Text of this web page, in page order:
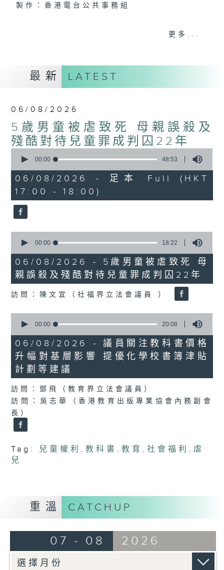
製作：香港電台公共事務組
香港電台公共事務組
讚好Like「
RTHK 香港電台公共事務組
Facebook專頁
更多...
最新 LATEST
06/08/2026
5歲男童被虐致死 母親誤殺及
殘酷對待兒童罪成判囚22年
seconds
48
minutes,
53
seconds
00:00 48:53
06/08/2026 - 足本 Full (HKT
17:00 - 18:00)
seconds
18
minutes,
22
seconds
00:00 18:22
06/08/2026 - 5歲男童被虐致死 母
親誤殺及殘酷對待兒童罪成判囚22年
訪問：陳文宜（社福界立法會議員 ）
seconds
20
minutes,
8
seconds
00:00 20:08
06/08/2026 - 議員關注教科書價格
升幅對基層影響 提優化學校書簿津貼
計劃等建議
訪問：鄧飛（教育界立法會議員）
訪問：吳志華（香港教育出版專業協會內務副會
長）
Tag: 兒童權利 ,教科書 ,教育 ,社會福利 , 虐
兒
重溫 CATCHUP
07 - 08 2026